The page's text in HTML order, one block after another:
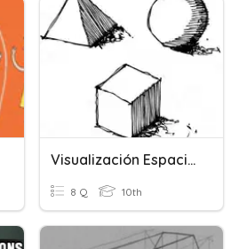
Visualización Espacial
8 Q 10th